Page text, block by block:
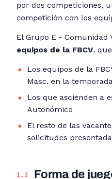
por dos competiciones,
competición con los
El Grupo E -
equipos de la FBCV,
Los equipos de la
Masc. en la
Los que ascienden a
Autonómico
El resto de las
solicitudes
1.2 Forma de